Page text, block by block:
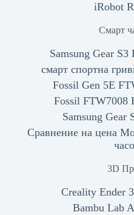
iRobot
Смарт
Samsung Gear
смарт спортна
Fossil Gen 5E
Fossil FTW7008
Samsung Gear
Сравнение на цена
3D
Creality Ender
Bambu Lab